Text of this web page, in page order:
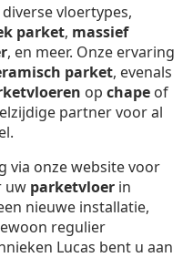
vloertypes,
parket, massief
, en meer. Onze ervaring
parket, evenals
op chape of
partner voor al
via onze website voor
uw parketvloer in
nieuwe installatie,
regulier
Lucas bent u aan